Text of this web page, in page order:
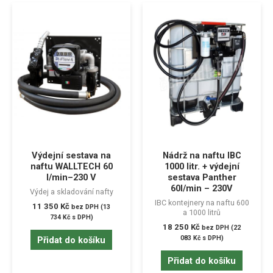
Výdejní sestava na
naftu WALLTECH 60
l/min–230 V
Výdej a skladování nafty
11 350 Kč bez DPH (13
734 Kčs DPH)
Přidat do košíku
Nádrž na naftu IBC
1000 litr. + výdejní
sestava Panther
60l/min – 230V
IBC kontejnery na naftu 600
a 1000 litrů
18 250 Kč bez DPH (22
083 Kčs DPH)
Přidat do košíku